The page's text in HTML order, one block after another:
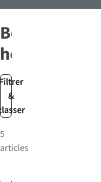
&
Bottes
homme
5
articles-4%